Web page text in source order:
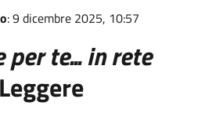
: 9 dicembre 2025, 10:57
per te... in rete
Leggere